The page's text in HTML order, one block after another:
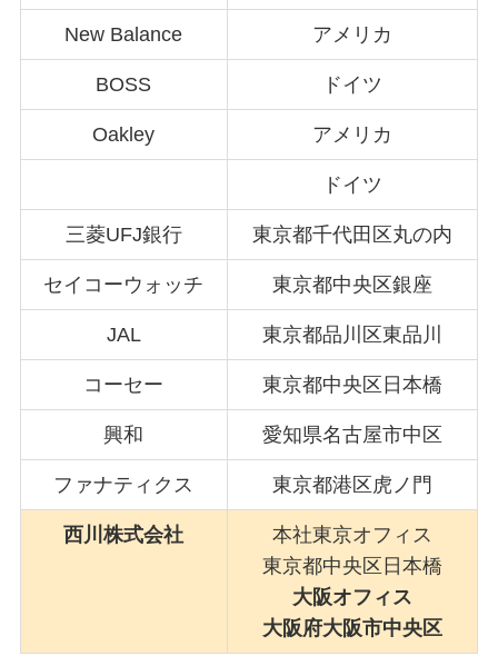
New Balance アメリカ
BOSS ドイツ
Oakley アメリカ
ドイツ
三菱UFJ銀行 東京都千代田区丸の内
セイコーウォッチ 東京都中央区銀座
JAL 東京都品川区東品川
コーセー 東京都中央区日本橋
興和 愛知県名古屋市中区
ファナティクス 東京都港区虎ノ門
西川株式会社
本社東京オフィス
東京都中央区日本橋
大阪オフィス
大阪府大阪市中央区